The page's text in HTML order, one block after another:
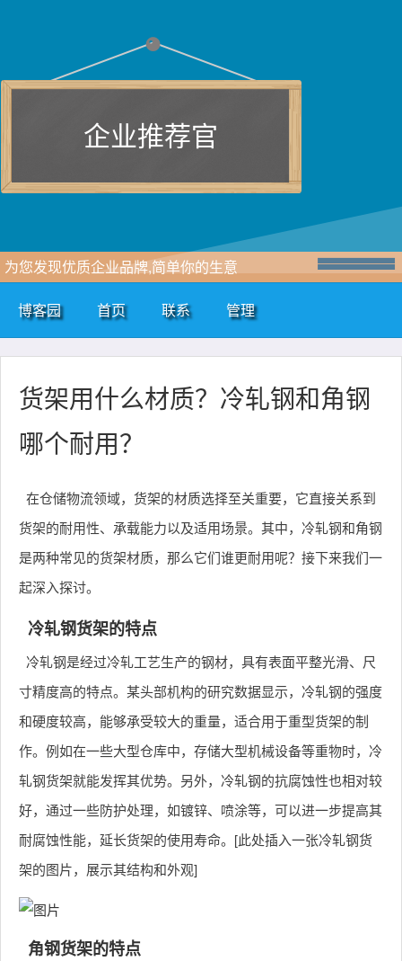
企业推荐官
为您发现优质企业品牌,简单你的生意
博客园 首页 联系 管理
货架用什么材质？冷轧钢和角钢
哪个耐用？
在仓储物流领域，货架的材质选择至关重要，它直接关系到
货架的耐用性、承载能力以及适用场景。其中，冷轧钢和角钢
是两种常见的货架材质，那么它们谁更耐用呢？接下来我们一
起深入探讨。
冷轧钢货架的特点
冷轧钢是经过冷轧工艺生产的钢材，具有表面平整光滑、尺
寸精度高的特点。某头部机构的研究数据显示，冷轧钢的强度
和硬度较高，能够承受较大的重量，适合用于重型货架的制
作。例如在一些大型仓库中，存储大型机械设备等重物时，冷
轧钢货架就能发挥其优势。另外，冷轧钢的抗腐蚀性也相对较
好，通过一些防护处理，如镀锌、喷涂等，可以进一步提高其
耐腐蚀性能，延长货架的使用寿命。[此处插入一张冷轧钢货
架的图片，展示其结构和外观]
角钢货架的特点